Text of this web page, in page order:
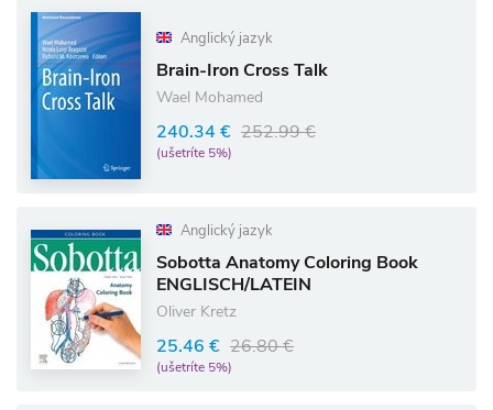
Anglický jazyk
Brain-Iron Cross Talk
Wael Mohamed
240.34 € 252.99 €
(ušetríte 5%)
Anglický jazyk
Sobotta Anatomy Coloring Book
ENGLISCH/LATEIN
Oliver Kretz
25.46 € 26.80 €
(ušetríte 5%)